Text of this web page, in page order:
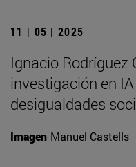
11 | 05 | 2025
Ignacio Rodríguez
investigación en
desigualdades
Imagen Manuel Castells